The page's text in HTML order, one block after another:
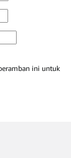
ini untuk